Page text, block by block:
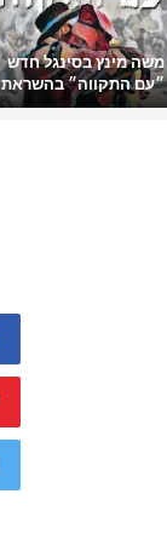
משה מינץ בסינגל חדש
״עם התקווה״ בהשראת
ארגון "ביחד ננצח"